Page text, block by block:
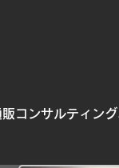
コンサルティン